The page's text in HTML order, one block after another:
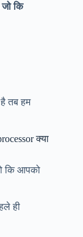
कि
तब हम
क्या
कि आपको
ही